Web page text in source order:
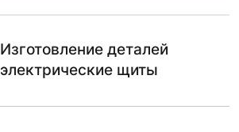
Изготовление деталей
электрические щиты